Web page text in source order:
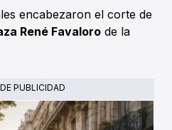
encabezaron el corte de
René Favaloro de la
PUBLICIDAD